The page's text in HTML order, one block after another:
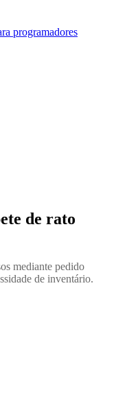
programadores
de rato
mediante pedido
de inventário.